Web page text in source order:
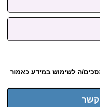
ה לשימוש במידע כאמור
קשר